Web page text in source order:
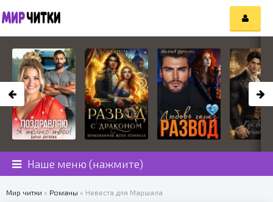
Наше меню (нажмите)
Мир читки » Романы » Невеста для Маршала